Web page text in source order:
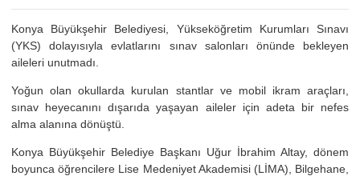
Konya Büyükşehir Belediyesi, Yükseköğretim Kurumları Sınavı
(YKS) dolayısıyla evlatlarını sınav salonları önünde bekleyen
aileleri unutmadı.
Yoğun olan okullarda kurulan stantlar ve mobil ikram araçları,
sınav heyecanını dışarıda yaşayan aileler için adeta bir nefes
alma alanına dönüştü.
Konya Büyükşehir Belediye Başkanı Uğur İbrahim Altay, dönem
boyunca öğrencilere Lise Medeniyet Akademisi (LİMA), Bilgehane,